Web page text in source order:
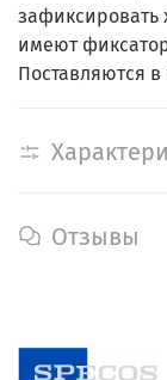
зафиксировать
имеют
Поставляются
Отзывы